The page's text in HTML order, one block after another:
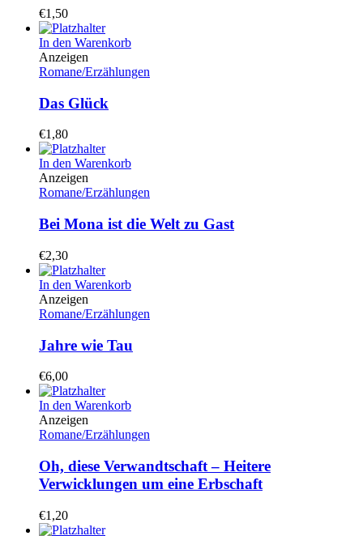
€1,50
In den Warenkorb
Anzeigen
Romane/Erzählungen
Das Glück
€1,80
In den Warenkorb
Anzeigen
Romane/Erzählungen
Bei Mona ist die Welt zu Gast
€2,30
In den Warenkorb
Anzeigen
Romane/Erzählungen
Jahre wie Tau
€6,00
In den Warenkorb
Anzeigen
Romane/Erzählungen
Oh, diese Verwandtschaft – Heitere
Verwicklungen um eine Erbschaft
€1,20